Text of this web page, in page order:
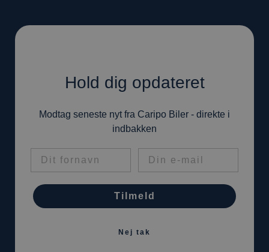
Hold dig opdateret
Modtag seneste nyt fra Caripo Biler - direkte i
indbakken
Tilmeld
Nej tak